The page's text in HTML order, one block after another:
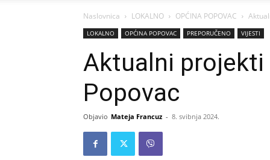
Naslovnica LOKALNO OPĆINA POPOVAC
LOKALNO OPĆINA POPOVAC PREPORUČENO VIJESTI
Aktualni projekti
Popovac
Objavio Mateja Francuz - 8. svibnja 2024.